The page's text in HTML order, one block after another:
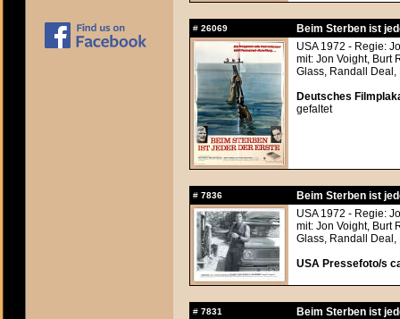
# 26069
Beim Sterben ist
USA 1972 - Regie:
mit: Jon Voight, Burt
Glass, Randall Deal,
Deutsches
gefaltet
# 7836
Beim Sterben ist
USA 1972 - Regie:
mit: Jon Voight, Burt
Glass, Randall Deal,
USA Pressefoto/s
# 7831
Beim Sterben ist